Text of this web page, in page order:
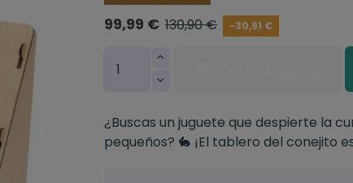
99,99 € 130,90 € -30,91 €
¿Buscas un juguete que despierte la
pequeños? 🐇 ¡El tablero del conejito